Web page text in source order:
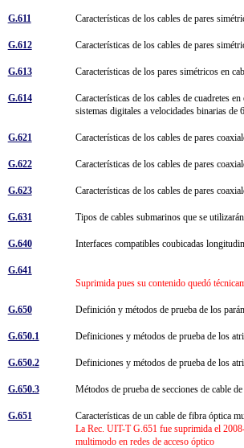
G.611 Características de los cables de pares
G.612 Características de los cables de pares
G.613 Características de los pares simétricos en
G.614
Características de los cables de cuadretes
sistemas digitales a velocidades binarias de
G.621 Características de los cables de pares
G.622 Características de los cables de pares
G.623 Características de los cables de pares
G.631 Tipos de cables submarinos que se
G.640 Interfaces compatibles coubicadas
G.641
Suprimida pues su contenido quedó
G.650 Definición y métodos de prueba de los
G.650.1 Definiciones y métodos de prueba de los
G.650.2 Definiciones y métodos de prueba de los
G.650.3 Métodos de prueba de secciones de cable
G.651
Características de un cable de fibra óptica
La Rec. UIT-T G.651 fue suprimida el
multimodo en redes de acceso óptico